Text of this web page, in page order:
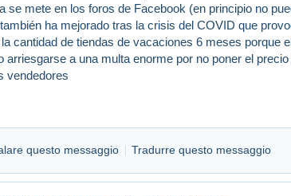
se mete en los foros de Facebook (en principio no
ha mejorado tras la crisis del COVID que
cantidad de tiendas de vacaciones 6 meses porque
a una multa enorme por no poner el
vendedores
questo messaggio Tradurre questo messaggio